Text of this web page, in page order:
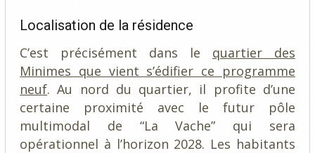
Localisation de la résidence
C’est précisément dans le quartier des
Minimes que vient s’édifier ce programme
neuf. Au nord du quartier, il profite d’une
certaine proximité avec le futur pôle
multimodal de “La Vache” qui sera
opérationnel à l’horizon 2028. Les habitants